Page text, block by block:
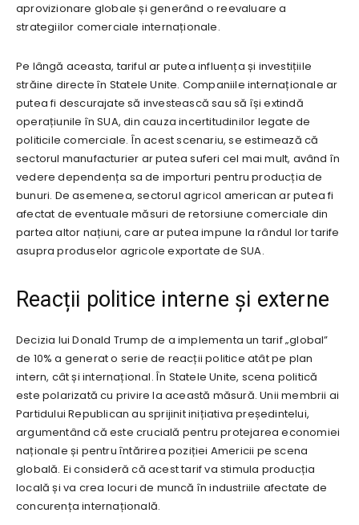
aprovizionare globale și generând o reevaluare a
strategiilor comerciale internaționale.
Pe lângă aceasta, tariful ar putea influența și investițiile
străine directe în Statele Unite. Companiile internaționale ar
putea fi descurajate să investească sau să își extindă
operațiunile în SUA, din cauza incertitudinilor legate de
politicile comerciale. În acest scenariu, se estimează că
sectorul manufacturier ar putea suferi cel mai mult, având în
vedere dependența sa de importuri pentru producția de
bunuri. De asemenea, sectorul agricol american ar putea fi
afectat de eventuale măsuri de retorsiune comerciale din
partea altor națiuni, care ar putea impune la rândul lor tarife
asupra produselor agricole exportate de SUA.
Reacții politice interne și externe
Decizia lui Donald Trump de a implementa un tarif „global”
de 10% a generat o serie de reacții politice atât pe plan
intern, cât și internațional. În Statele Unite, scena politică
este polarizată cu privire la această măsură. Unii membrii ai
Partidului Republican au sprijinit inițiativa președintelui,
argumentând că este crucială pentru protejarea economiei
naționale și pentru întărirea poziției Americii pe scena
globală. Ei consideră că acest tarif va stimula producția
locală și va crea locuri de muncă în industriile afectate de
concurența internațională.